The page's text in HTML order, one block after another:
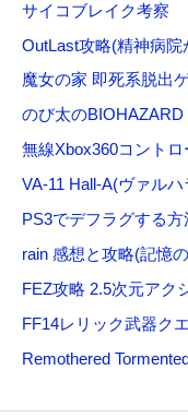
サイコブレイク考察
OutLast攻略(精神病院
魔女の家 即死系脱出
のび太のBIOHAZARD
無線Xbox360コント
VA-11 Hall-A(ヴァル
PS3でデフラグする方
rain 感想と攻略(記憶
FEZ攻略 2.5次元アク
FF14レリック武器ク
Remothered